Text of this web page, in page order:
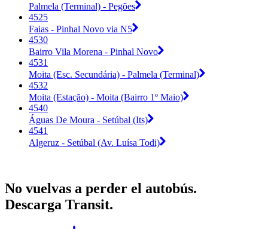
Palmela (Terminal) - Pegões
4525
Faias - Pinhal Novo via N5
4530
Bairro Vila Morena - Pinhal Novo
4531
Moita (Esc. Secundária) - Palmela (Terminal)
4532
Moita (Estação) - Moita (Bairro 1º Maio)
4540
Águas De Moura - Setúbal (Its)
4541
Algeruz - Setúbal (Av. Luísa Todi)
No vuelvas a perder el autobús.
Descarga Transit.